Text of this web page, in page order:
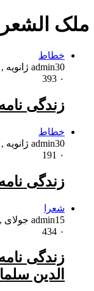
ملک الشعرا
خطاط
admin30 ژانویه , 2011
۰
زندگی
خطاط
admin30 ژانویه , 2011
۰
زندگی
شعرا
admin15 جولای , 2010
۰
زندگی
الدین